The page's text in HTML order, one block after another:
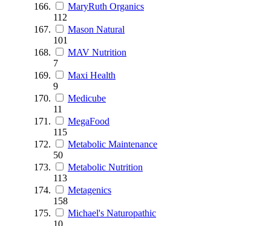
MaryRuth Organics
112
Mason Natural
101
MAV Nutrition
7
Maxi Health
9
Medicube
11
MegaFood
115
Metabolic Maintenance
50
Metabolic Nutrition
113
Metagenics
158
Michael's Naturopathic
10